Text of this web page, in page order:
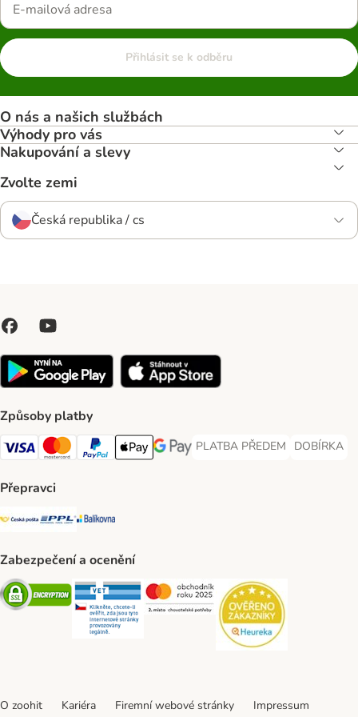
Přihlásit se k odběru
O nás a našich službách
Výhody pro vás
Nakupování a slevy
Zvolte zemi
Česká republika / cs
Způsoby platby
Visa Payment Method
Mastercard Payment Method
PayPal Payment Method
Apple pay Payment Method
GooglePay Payment Method
PLATBA PŘEDEM
PLATBA PŘEDEM Payment
DOBÍRKA
DOBÍRKA
Přepravci
Česká pošta Shipping Method
PPL Shipping Method
Balíkovna Shipping Method
Zabezpečení a ocenění
Security Security Security
O zoohit Kariéra Firemní webové stránky Impressum